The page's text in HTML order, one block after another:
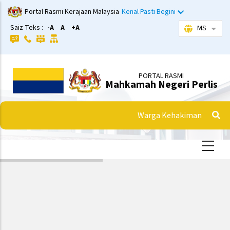
Langkau
ke
kandungan
utama
Portal Rasmi Kerajaan Malaysia Kenal Pasti Begini
Saiz Teks : -A A +A MS
PORTAL RASMI
Mahkamah Negeri Perlis
Warga Kehakiman